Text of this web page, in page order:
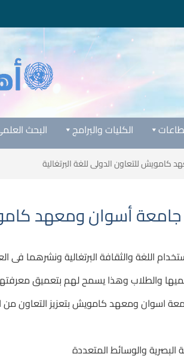
البحث الكليات والبرامج
للتعاون الدولى للغة البرتغالية
جامعة أسوان ومعهد